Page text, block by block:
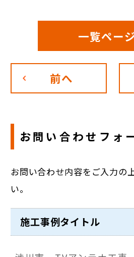
前へ
一覧ペー
お問い合わせフォ
お問い合わせ内容をご入力の
い。
施工事例タイトル